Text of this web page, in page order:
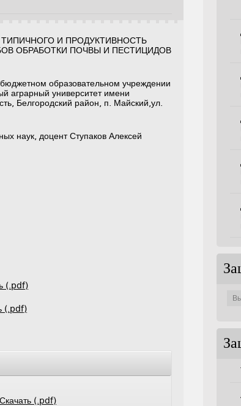
И ПРОДУКТИВНОСТЬ
ОБРАБОТКИ ПОЧВЫ И ПЕСТИЦИДОВ
образовательном учреждении
аграрный университет имени
Белгородский район, п. Майский,ул.
наук, доцент Ступаков Алексей
(.pdf)
(.pdf)
Скачать (.pdf)